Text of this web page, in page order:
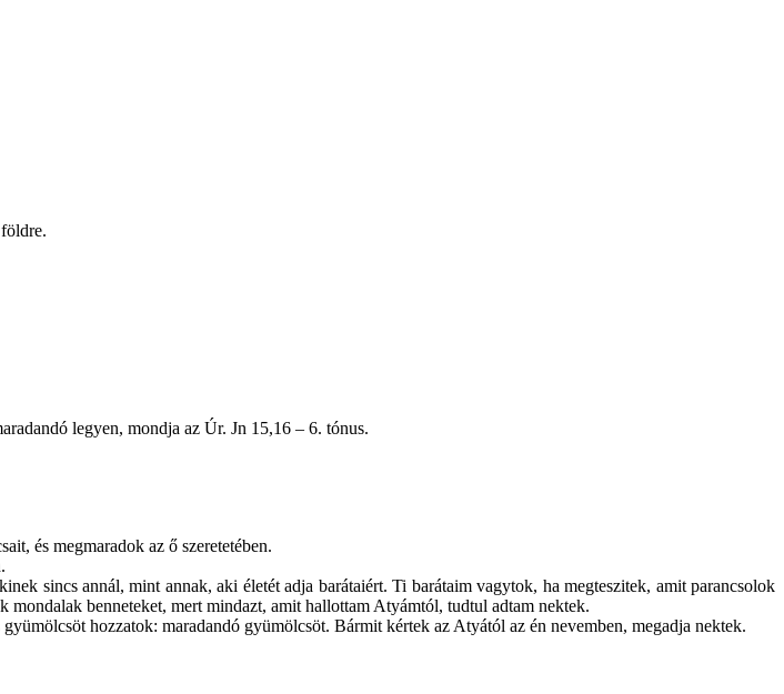
legyen, mondja az Úr. Jn 15,16 – 6. tónus.
és megmaradok az ő szeretetében.
sincs annál, mint annak, aki életét adja barátaiért. Ti barátaim vagytok, ha megteszitek, amit parancsolok
benneteket, mert mindazt, amit hallottam Atyámtól, tudtul adtam nektek.
hozzatok: maradandó gyümölcsöt. Bármit kértek az Atyától az én nevemben, megadja nektek.